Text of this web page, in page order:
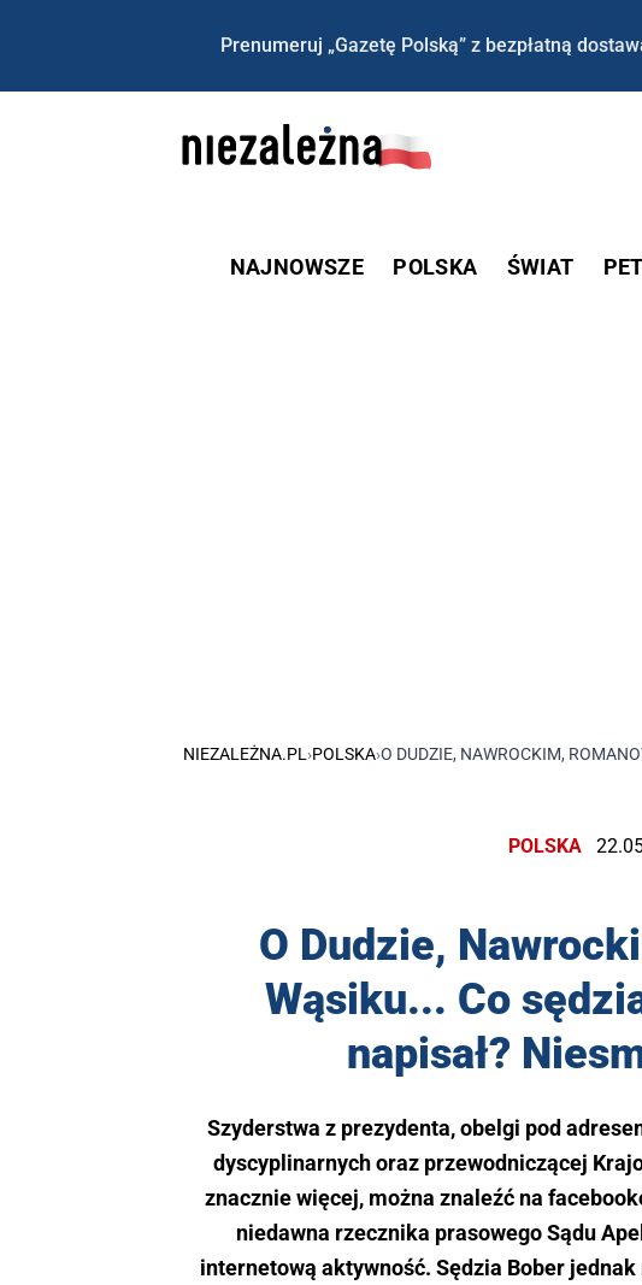
Prenumeruj „Gazetę Polską” z bezpłatną
NAJNOWSZE POLSKA ŚWIAT
NIEZALEŻNA.PL ›POLSKA›O DUDZIE, NAWROCKIM,
POLSKA
O Dudzie,
Wąsiku... Co
napisał?
Szyderstwa z prezydenta, obelgi pod
dyscyplinarnych oraz przewodniczącej
znacznie więcej, można znaleźć na
niedawna rzecznika prasowego Sądu
internetową aktywność. Sędzia Bober